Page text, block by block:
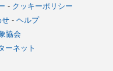
- クッキーポリシー
せ- ヘルプ
協会
ーネット